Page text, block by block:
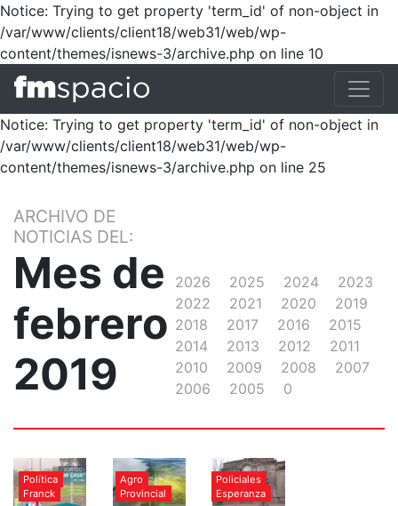
Notice: Trying to get property 'term_id' of non-object in
/var/www/clients/client18/web31/web/wp-
content/themes/isnews-3/archive.php on line 10
Notice: Trying to get property 'term_id' of non-object in
/var/www/clients/client18/web31/web/wp-
content/themes/isnews-3/archive.php on line 25
ARCHIVO DE
NOTICIAS DEL:
Mes de
febrero
2019
2026 2025 2024
2023
2022
2021 2020
2019
2018
2017 2016
2015
2014
2013 2012
2011
2010
2009 2008
2007
2006
2005 0
Política
Franck
Agro
Provincial
Policiales
Esperanza